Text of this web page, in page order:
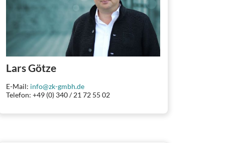
Lars Götze
E-Mail: info@zk-gmbh.de
Telefon: +49 (0) 340 / 21 72 55 02